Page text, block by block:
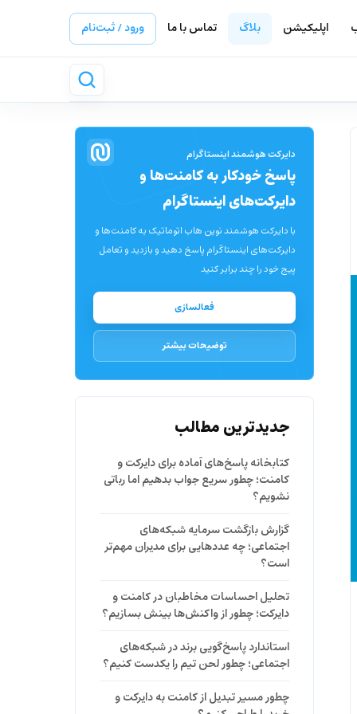
اپلیکیشن بلاگ تماس با ما ورود / ثبت‌نام
دایرکت هوشمند اینستاگرام
پاسخ خودکار به کامنت‌ها و
دایرکت‌های اینستاگرام
با دایرکت هوشمند نوین هاب اتوماتیک به کامنت‌ها و
دایرکت‌های اینستاگرام پاسخ دهید و بازدید و تعامل
پیج خود را چند برابر کنید
فعالسازی
توضیحات بیشتر
جدیدترین مطالب
کتابخانه پاسخ‌های آماده برای دایرکت و
کامنت؛ چطور سریع جواب بدهیم اما رباتی
نشویم؟
گزارش بازگشت سرمایه شبکه‌های
اجتماعی؛ چه عددهایی برای مدیران مهم‌تر
است؟
تحلیل احساسات مخاطبان در کامنت و
دایرکت؛ چطور از واکنش‌ها بینش بسازیم؟
استاندارد پاسخ‌گویی برند در شبکه‌های
اجتماعی؛ چطور لحن تیم را یکدست کنیم؟
چطور مسیر تبدیل از کامنت به دایرکت و